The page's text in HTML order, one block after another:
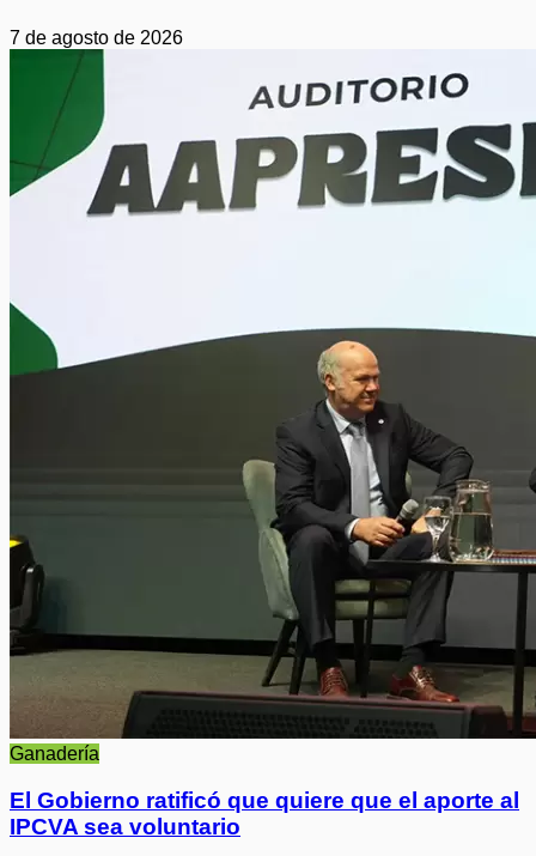
7 de agosto de 2026
Ganadería
El Gobierno ratificó que quiere que el aporte al
IPCVA sea voluntario